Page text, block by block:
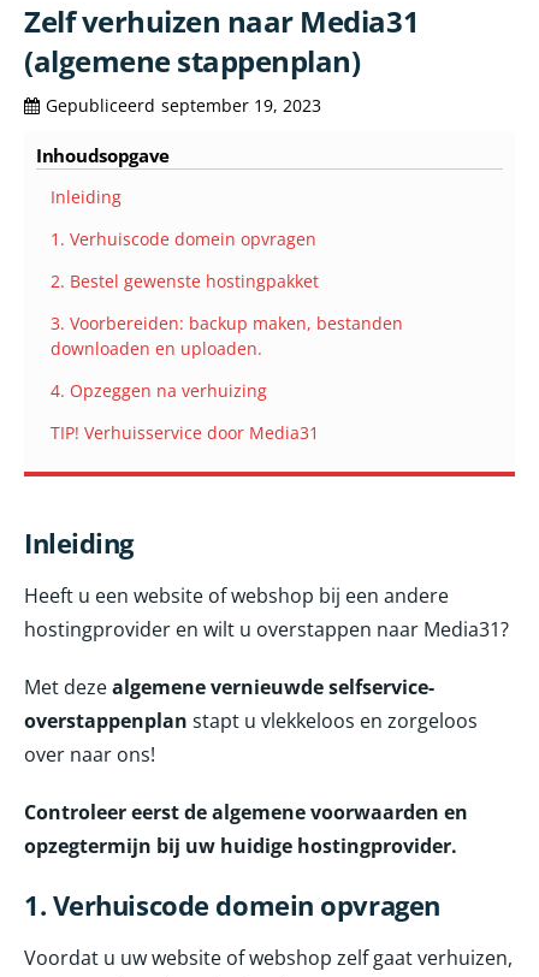
Zelf verhuizen naar Media31
(algemene stappenplan)
Gepubliceerd september 19, 2023
Inhoudsopgave
Inleiding
1. Verhuiscode domein opvragen
2. Bestel gewenste hostingpakket
3. Voorbereiden: backup maken, bestanden
downloaden en uploaden.
4. Opzeggen na verhuizing
TIP! Verhuisservice door Media31
Inleiding
Heeft u een website of webshop bij een andere
hostingprovider en wilt u overstappen naar Media31?
Met dezealgemene vernieuwde selfservice-
overstappenplan stapt u vlekkeloos en zorgeloos
over naar ons!
Controleer eerst de algemene voorwaarden en
opzegtermijn bij uw huidige hostingprovider.
1. Verhuiscode domein opvragen
Voordat u uw website of webshop zelf gaat verhuizen,